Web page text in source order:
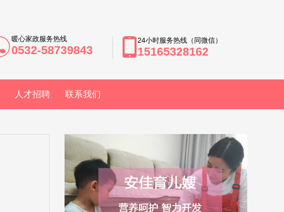
暖心家政服务热线
0532-58739843
24小时服务热线（同微信）
15165328162
人才招聘 联系我们